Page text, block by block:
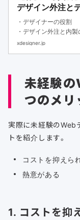
デザイン外注と
・デザイナーの役割
・デザイン外注と内
・デザイナーの外注と
xdesigner.jp
未経験
つのメリ
実際に未経験のWeb
トを紹介します。
コストを抑えら
熱意がある
1. コストを抑